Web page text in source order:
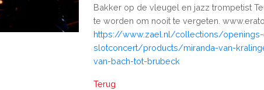
Bakker op de vleugel en jazz trompetist
te worden om nooit te vergeten.
https://www.zael.nl/collections/
slotconcert/products/miranda-van-
van-bach-tot-brubeck
Terug